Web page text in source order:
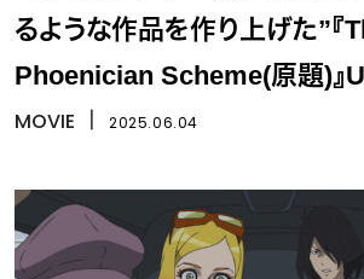
るような作品を作り上げた”『
Phoenician Scheme(原題)』
スタート！
MOVIE 2025.06.04